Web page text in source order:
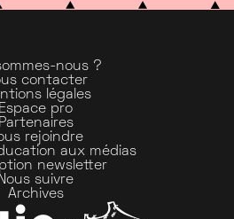
nous ?
contacter
légales
Espace pro
Partenaires
rejoindre
aux médias
newsletter
Nous suivre
Archives